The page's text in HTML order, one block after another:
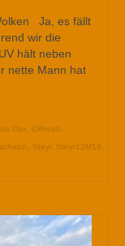
Ja, es fällt
wir die
hält neben
nette Mann hat
Dax Offroad
Steyr, Steyr12M18